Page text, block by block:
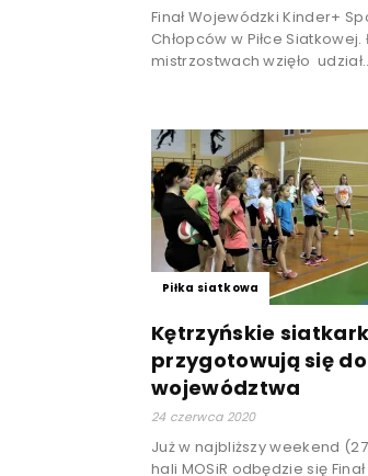
Finał Wojewódzki Kinder+
Chłopców w Piłce
mistrzostwach wzięło
Piłka siatkowa
Kętrzyńskie
przygotowują się
województwa
24 czerwca 2020
Już w najbliższy weekend
hali MOSiR odbędzie się